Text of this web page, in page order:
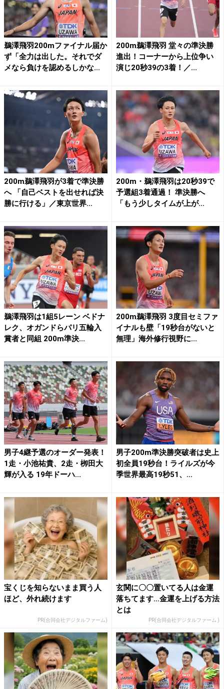
鵜澤飛羽200mファイナル届か
ず「全力は出した。それでダ
メなら負けを認めるしかな...
200m鵜澤飛羽 堂々の準決勝
進出！コーナーから上位争い
演じ20秒39の3着！／...
200m鵜澤飛羽が3着で準決勝
へ 「自己ベストを出せれば決
勝に行ける」／東京世界...
200m・鵜澤飛羽は20秒39で
予選組3着通過！ 準決勝へ
「もう少しタイムが上が...
鵜澤飛羽は1組5レーン ベドナ
レク、オガンドらパリ五輪入
賞者と同組 200m準決...
200m鵜澤飛羽 3度目セミファ
イナルも壁「19秒台がないと
無理」海外修行視野に...
男子4継予選のオーダー発表！
1走・小池祐貴、2走・栁田大
輝が入る 19年ドーハ...
男子200m準決勝突破者は史上
初全員19秒台！ライルズが今
季世界最高19秒51、...
宝くじを知らないまま買う人
ほど、外れ続けます
PR(合同会社デジタルファーム)
玄関に〇〇置いてる人は金運
落ちてます…金運を上げる方法
とは
PR(合同会社デジタルファーム )